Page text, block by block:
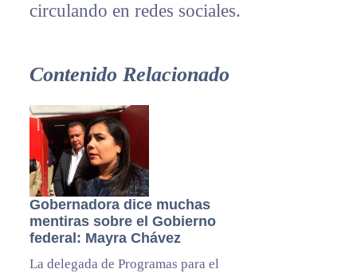
circulando en redes sociales.
Contenido Relacionado
Gobernadora dice muchas
mentiras sobre el Gobierno
federal: Mayra Chávez
La delegada de Programas para el